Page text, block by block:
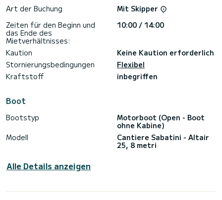
Art der Buchung
Mit Skipper
Zeiten für den Beginn und
das Ende des
Mietverhältnisses:
10:00 / 14:00
Kaution
Keine Kaution erforderlich
Stornierungsbedingungen
Flexibel
Kraftstoff
inbegriffen
Boot
Bootstyp
Motorboot (Open - Boot
ohne Kabine)
Modell
Cantiere Sabatini - Altair
25, 8 metri
Alle Details anzeigen